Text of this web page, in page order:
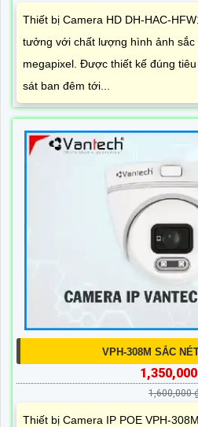
Thiết bị Camera HD DH-HAC-
tưởng với chất lượng hình ảnh sắc
megapixel. Được thiết kế đúng
sát ban đêm tới...
VPH-308M SẮC
1,600,000
Thiết bị Camera IP POE VPH-